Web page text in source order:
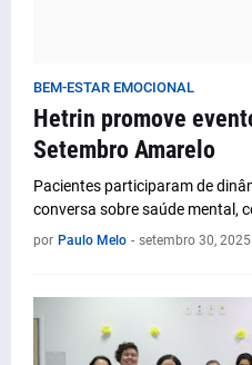
BEM-ESTAR EMOCIONAL
Hetrin promove
Setembro Amarelo
Pacientes participaram de
conversa sobre saúde mental,
por Paulo Melo - setembro 30, 2025